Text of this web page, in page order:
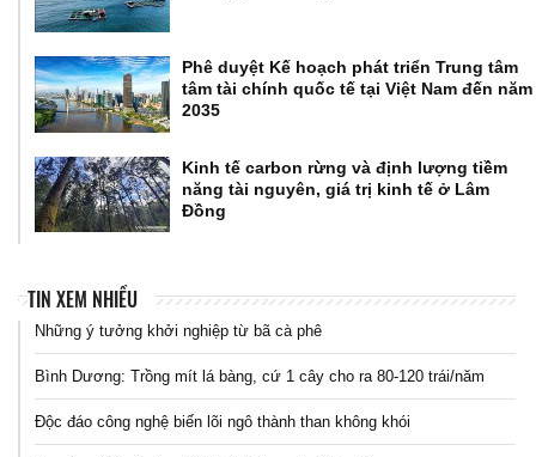
Phê duyệt Kế hoạch phát triển Trung tâm
tâm tài chính quốc tế tại Việt Nam đến năm
2035
Kinh tế carbon rừng và định lượng tiềm
năng tài nguyên, giá trị kinh tế ở Lâm
Đồng
TIN XEM NHIỀU
Những ý tưởng khởi nghiệp từ bã cà phê
Bình Dương: Trồng mít lá bàng, cứ 1 cây cho ra 80-120 trái/năm
Độc đáo công nghệ biến lõi ngô thành than không khói